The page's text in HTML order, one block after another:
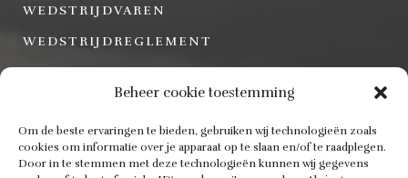
Beheer cookie toestemming
Om de beste ervaringen te bieden, gebruiken wij technologieën zoals
cookies om informatie over je apparaat op te slaan en/of te raadplegen.
Door in te stemmen met deze technologieën kunnen wij gegevens
WEDSTRIJDVAREN
WEDSTRIJDREGLEMENT